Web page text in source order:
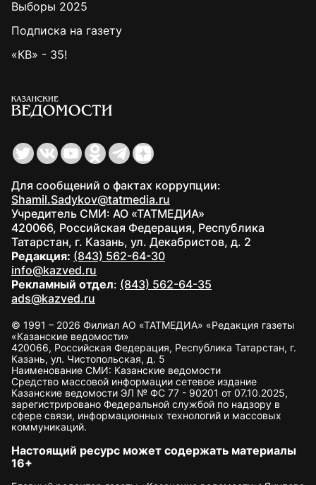
Выборы 2025
Подписка на газету
«КВ» - 35!
Для сообщений о фактах коррупции:
Shamil.Sadykov@tatmedia.ru
Учредитель СМИ: АО «ТАТМЕДИА»
420066, Российская Федерация, Республика
Татарстан, г. Казань, ул. Декабристов, д. 2
Редакция: (843) 562-64-30
info@kazved.ru
Рекламный отдел: (843) 562-64-35
ads@kazved.ru
© 1991 – 2026 Филиал АО «ТАТМЕДИА» «Редакция газеты
«Казанские ведомости»
420066, Российская Федерация, Республика Татарстан, г.
Казань, ул. Чистопольская, д. 5
Наименование СМИ: Казанские ведомости
Средство массовой информации сетевое издание
Казанские ведомости ЭЛ № ФС 77 - 90201 от 07.10.2025,
зарегистрировано Федеральной службой по надзору в
сфере связи, информационных технологий и массовых
коммуникаций.
Настоящий ресурс может содержать материалы
16+